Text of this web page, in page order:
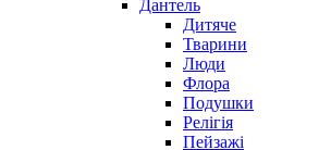
Дантель
Дитяче
Тварини
Люди
Флора
Подушки
Релігія
Пейзажі